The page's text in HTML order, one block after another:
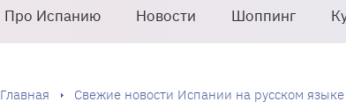
Про Испанию Новости Шоппинг
Главная Свежие новости Испании на русском языке